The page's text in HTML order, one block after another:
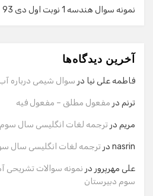
نمونه سوال هندسه 1 نوبت اول دی 93
آخرین دیدگاه‌ها
فاطمه علی نیا در سوال شیمی درباره آب
ترنم در مفعول مطلق – مفعول فیه
مریم در ترجمه لغات انگلیسی سال سوم
nasrin در ترجمه لغات انگلیسی سال
علی مهرپرور در نمونه سوالات تشریحی
سوم دبیرستان
گفت‌وگو با دستیار هوشمند
سلام! برای شروع گفت‌وگو لطفاً
وارد کنید.
ایمیل